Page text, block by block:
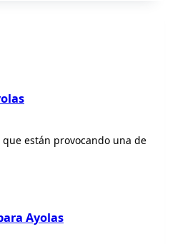
están provocando una de
Ayolas